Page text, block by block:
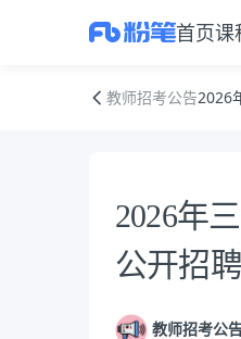
首页课
教师招考公告2026
公告正文
2026年
公开招
教师招考公